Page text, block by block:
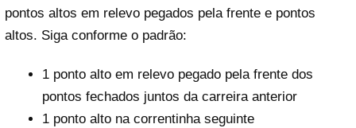
pontos altos em relevo pegados pela frente e pontos
altos. Siga conforme o padrão:
1 ponto alto em relevo pegado pela frente dos
pontos fechados juntos da carreira anterior
1 ponto alto na correntinha seguinte